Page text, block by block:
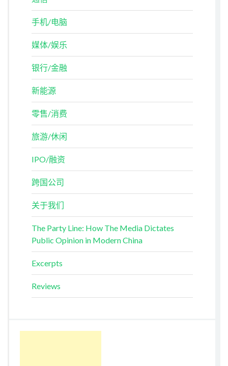
手机/电脑
媒体/娱乐
银行/金融
新能源
零售/消费
旅游/休闲
IPO/融资
跨国公司
关于我们
The Party Line: How The Media Dictates
Public Opinion in Modern China
Excerpts
Reviews